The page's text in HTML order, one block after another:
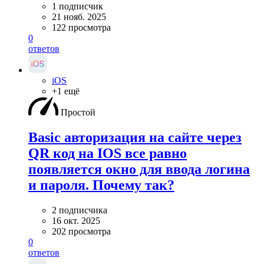
1 подписчик
21 нояб. 2025
122 просмотра
0
ответов
iOS
+1 ещё
Простой
Basic авторизация на сайте через
QR код на IOS все равно
появляется окно для ввода логина
и пароля. Почему так?
2 подписчика
16 окт. 2025
202 просмотра
0
ответов